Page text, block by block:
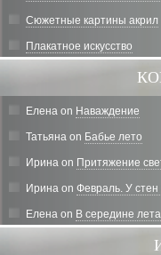
Сюжетные картины акрил
Плакатное искусство
Елена on Наваждение
Татьяна on Бабье лето
Ирина on Притяжение
Ирина on Февраль. У
Елена on В середине лета